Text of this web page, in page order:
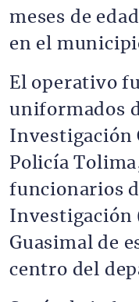
meses de
en el
El operativo
uniformados
Investigación
Policía
funcionarios
Investigación
Guasimal de
centro del